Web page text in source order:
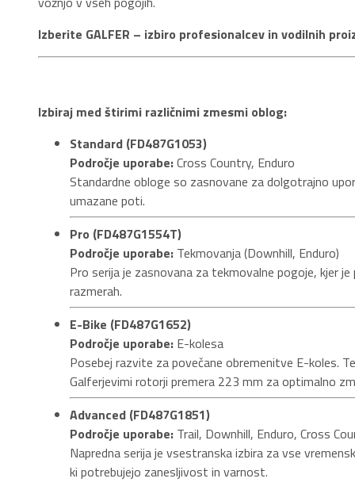
Izberite GALFER – izbiro profesionalcev in vodilnih
Izbiraj med štirimi različnimi zmesmi oblog:
Standard (FD487G1053)
Področje uporabe:Cross Country, Enduro
Standardne obloge so zasnovane za dolgotrajno
umazane poti.
Pro (FD487G1554T)
Področje uporabe: Tekmovanja (Downhill, Enduro)
Pro serija je zasnovana za tekmovalne pogoje, kjer
razmerah.
E-Bike (FD487G1652)
Področje uporabe: E-kolesa
Posebej razvite za povečane obremenitve E-koles.
Galferjevimi rotorji premera 223 mm za optimalno
Advanced (FD487G1851)
Področje uporabe: Trail, Downhill, Enduro, Cross
Napredna serija je vsestranska izbira za vse
ki potrebujejo zanesljivost in varnost.